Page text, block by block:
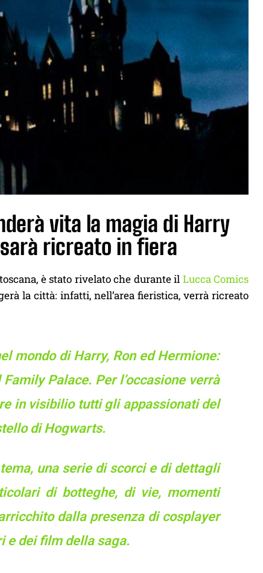
vita la magia di Harry
ricreato in fiera
è stato rivelato che durante il Lucca Comics
la città: infatti, nell’area fieristica, verrà ricreato
mondo di Harry, Ron ed Hermione:
Palace. Per l’occasione verrà
in visibilio tutti gli appassionati del
di Hogwarts.
una serie di scorci e di dettagli
di botteghe, di vie, momenti
dalla presenza di cosplayer
e dei film della saga.